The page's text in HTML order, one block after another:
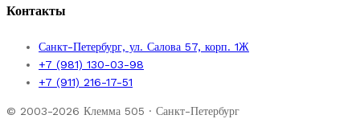
Контакты
Санкт-Петербург, ул. Салова 57, корп. 1Ж
+7 (981) 130-03-98
+7 (911) 216-17-51
© 2003-2026 Клемма 505 · Санкт-Петербург